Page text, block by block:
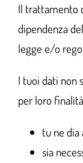
Il trattamento
dipendenza
legge e/o
I tuoi dati non
per loro
tu ne dia
sia